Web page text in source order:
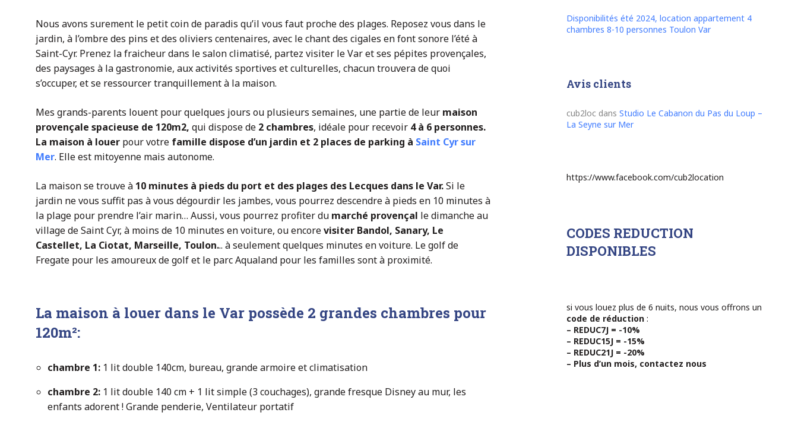
Nous avons surement le petit coin de paradis qu’il vous faut proche des plages. Reposez vous dans le
jardin, à l’ombre des pins et des oliviers centenaires, avec le chant des cigales en font sonore l’été à
Saint-Cyr. Prenez la fraicheur dans le salon climatisé, partez visiter le Var et ses pépites provençales,
des paysages à la gastronomie, aux activités sportives et culturelles, chacun trouvera de quoi
s’occuper, et se ressourcer tranquillement à la maison.
Mes grands-parents louent pour quelques jours ou plusieurs semaines, une partie de leur maison
provençale spacieuse de 120m2, qui dispose de 2 chambres, idéale pour recevoir 4 à 6 personnes.
La maison à louer pour votre famille dispose d’un jardin et 2 places de parking à Saint Cyr sur
Mer. Elle est mitoyenne mais autonome.
La maison se trouve à 10 minutes à pieds du port et des plages des Lecques dans le Var.Si le
jardin ne vous suffit pas à vous dégourdir les jambes, vous pourrez descendre à pieds en 10 minutes à
la plage pour prendre l’air marin… Aussi, vous pourrez profiter du marché provençal le dimanche au
village de Saint Cyr, à moins de 10 minutes en voiture, ou encorevisiter Bandol, Sanary, Le
Castellet, La Ciotat, Marseille, Toulon... à seulement quelques minutes en voiture. Le golf de
Fregate pour les amoureux de golf et le parc Aqualand pour les familles sont à proximité.
La maison à louer dans le Var possède 2 grandes chambres pour
120m²:
chambre 1: 1 lit double 140cm, bureau, grande armoire et climatisation
chambre 2: 1 lit double 140 cm + 1 lit simple (3 couchages), grande fresque Disney au mur, les
enfants adorent ! Grande penderie, Ventilateur portatif
Disponibilités été 2024, location appartement 4
chambres 8-10 personnes Toulon Var
Avis clients
cub2locdans Studio Le Cabanon du Pas du Loup –
La Seyne sur Mer
https://www.facebook.com/cub2location
CODES REDUCTION
DISPONIBLES
si vous louez plus de 6 nuits, nous vous offrons un
code de réduction:
– REDUC7J = -10%
– REDUC15J = -15%
– REDUC21J = -20%
– Plus d’un mois, contactez nous